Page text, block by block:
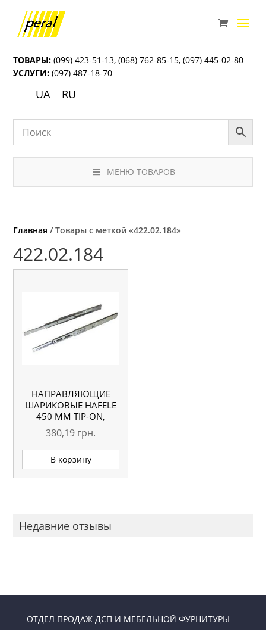
ТОВАРЫ: (099) 423-51-13,(068) 762-85-15,(097) 445-02-80
УСЛУГИ: (097) 487-18-70
UA RU
МЕНЮ ТОВАРОВ
Главная / Товары с меткой «422.02.184»
422.02.184
НАПРАВЛЯЮЩИЕ
ШАРИКОВЫЕ HAFELE
450 ММ TIP-ON,
ПОЛНОГО
ВЫДВИЖЕНИЯ,
БОКОВОЙ МОНТАЖ
380,19 грн.
В корзину
Недавние отзывы
ОТДЕЛ ПРОДАЖ ДСП И МЕБЕЛЬНОЙ ФУРНИТУРЫ